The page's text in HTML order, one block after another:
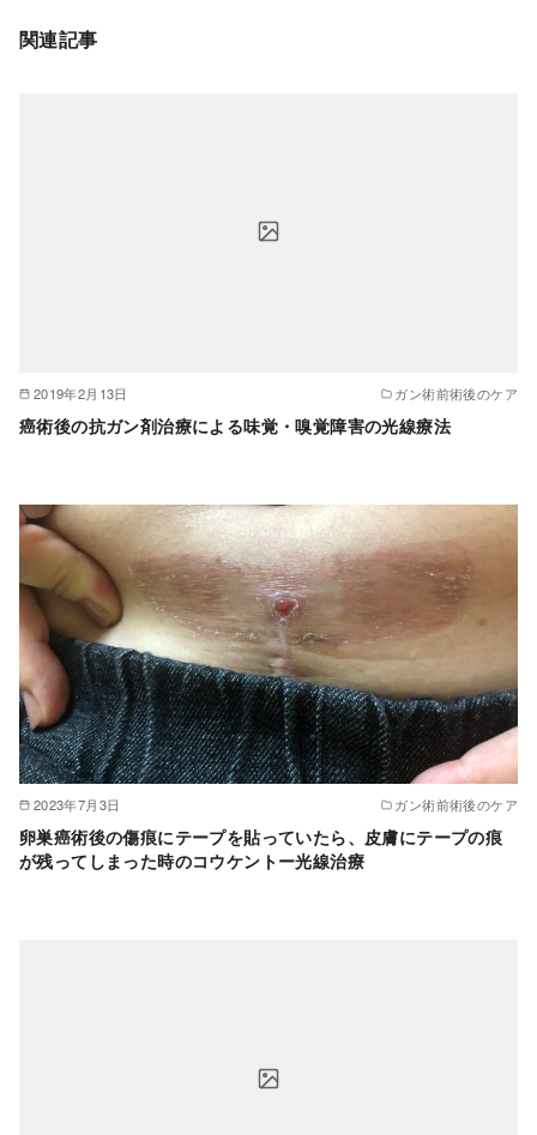
関連記事
2019年2月13日 ガン術前術後のケア
癌術後の抗ガン剤治療による味覚・嗅覚障害の光線療法
2023年7月3日 ガン術前術後のケア
卵巣癌術後の傷痕にテープを貼っていたら、皮膚にテープの痕
が残ってしまった時のコウケントー光線治療